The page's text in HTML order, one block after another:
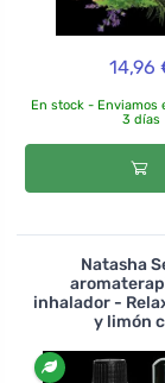
14,96
En stock - Enviamos
3 días
Natasha
inhalador -
y limón